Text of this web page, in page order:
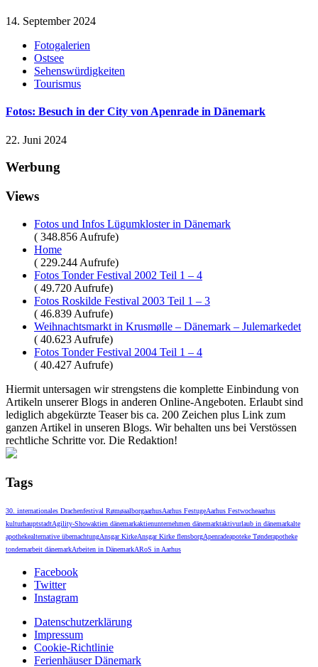
14. September 2024
Fotogalerien
Ostsee
Sehenswürdigkeiten
Tourismus
Fotos: Besuch in der City von Apenrade in Dänemark
22. Juni 2024
Werbung
Views
Fotos und Infos Lügumkloster in Dänemark
( 348.856 Aufrufe)
Home
( 229.244 Aufrufe)
Fotos Tonder Festival 2002 Teil 1 – 4
( 49.720 Aufrufe)
Fotos Roskilde Festival 2003 Teil 1 – 3
( 46.839 Aufrufe)
Weihnachtsmarkt in Krusmølle – Dänemark – Julemarkedet
( 40.623 Aufrufe)
Fotos Tonder Festival 2004 Teil 1 – 4
( 40.427 Aufrufe)
Hiermit untersagen wir strengstens die komplette Einbindung von
Artikeln unserer Blogs in anderen Online-Angeboten. Erlaubt sind
lediglich abgekürzte Teaser bis ca. 200 Zeichen plus Link zum
ganzen Artikel in unseren Blogs. Wir behalten uns bei Verstössen
rechtliche Schritte vor. Die Redaktion!
Tags
30. internationales Drachenfestival RømøaalborgaarhusAarhus FestugeAarhus Festwocheaarhus
kulturhauptstadtAgility-Showaktien dänemarkaktienunternehmen dänemarktaktivurlaub in dänemarkalte
apothekealternative übernachtungAnsgar KirkeAnsgar Kirke flensborgApenradeapoteke Tønderapotheke
tondernarbeit dänemarkArbeiten in DänemarkARoS in Aarhus
Facebook
Twitter
Instagram
Datenschutzerklärung
Impressum
Cookie-Richtlinie
Ferienhäuser Dänemark